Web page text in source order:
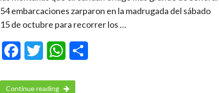
54 embarcaciones zarparon en la madrugada del sábado
15 de octubre para recorrer los …
FacebookTwitter WhatsApp
Continue reading